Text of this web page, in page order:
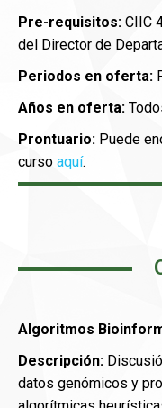
Pre-requisitos: CIIC
del Director de
Periodos en oferta:
Años en oferta:
Prontuario: Puede
curso aquí.
Algoritmos
Descripción:
datos genómicos y